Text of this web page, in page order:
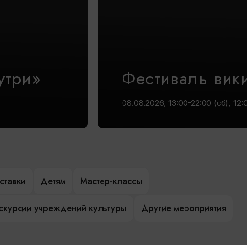
Фестиваль
08.08.2026, 13:00-22:00 (сб),
Детям Мастер-классы
учреждений культуры Другие мероприятия